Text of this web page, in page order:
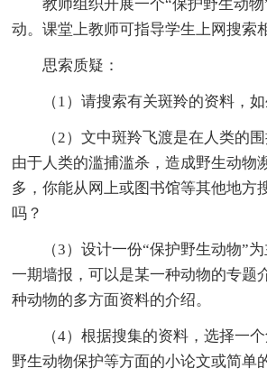
教师组织开展一个“保护野生动物
动。课堂上教师可指导学生上网搜索
思索质疑：
（1）请搜索有关斑羚的资料，如
（2）文中斑羚飞渡是在人类的围
由于人类的滥捕滥杀，造成野生动物
多，你能从网上或图书馆等其他地方
吗？
（3）设计一份“保护野生动物”为
一期墙报，可以是某一种动物的专题
种动物的多方面资料的介绍。
（4）根据搜集的资料，选择一个
野生动物保护等方面的小论文或简单